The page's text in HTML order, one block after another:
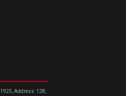
Address: 128,